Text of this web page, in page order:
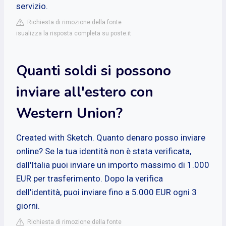
servizio.
Richiesta di rimozione della fonte
isualizza la risposta completa su poste.it
Quanti soldi si possono
inviare all'estero con
Western Union?
Created with Sketch. Quanto denaro posso inviare
online? Se la tua identità non è stata verificata,
dall'Italia puoi inviare un importo massimo di 1.000
EUR per trasferimento. Dopo la verifica
dell'identità, puoi inviare fino a 5.000 EUR ogni 3
giorni.
Richiesta di rimozione della fonte